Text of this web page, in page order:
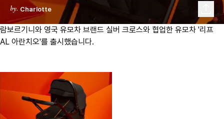
Charlotte
람보르기니와 영국 유모차 브랜드 실버 크로스와 협업한 유모차 '리프
AL 아란치오'를 출시했습니다.